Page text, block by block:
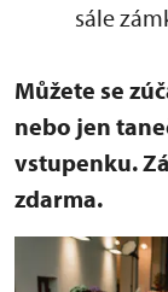
sále
Můžete se
nebo jen
vstupenku.
zdarma.